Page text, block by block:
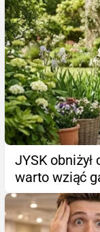
JYSK obniżył
warto wziąć